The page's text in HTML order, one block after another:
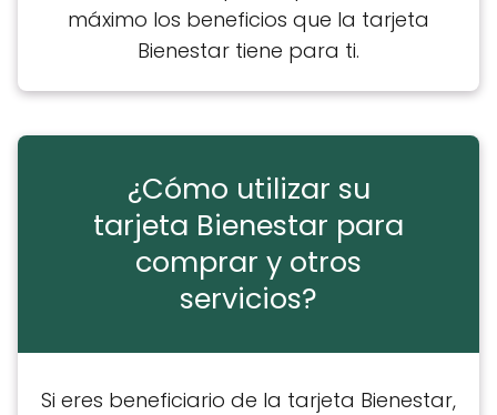
máximo los beneficios que la tarjeta
Bienestar tiene para ti.
¿Cómo utilizar su
tarjeta Bienestar para
comprar y otros
servicios?
Si eres beneficiario de la tarjeta Bienestar,